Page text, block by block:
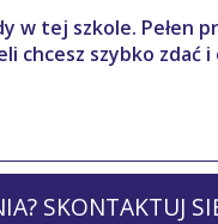
w tej szkole.
chcesz szybko
SKONTAKTUJ